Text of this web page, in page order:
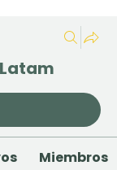
Miembros